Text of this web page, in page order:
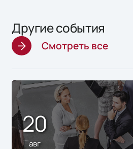
Другие события
Смотреть все
20
авг